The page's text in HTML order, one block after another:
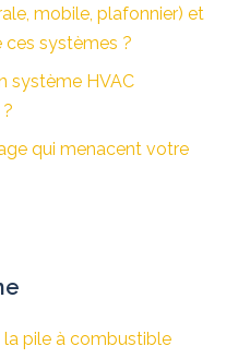
mobile, plafonnier) et
ces systèmes ?
système HVAC
qui menacent votre
la pile à combustible